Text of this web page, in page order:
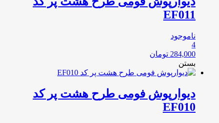
EF011
ناموجود
4
284,000 تومان
بستن
دیوارپوش فومی طرح هشت پر کد
EF010